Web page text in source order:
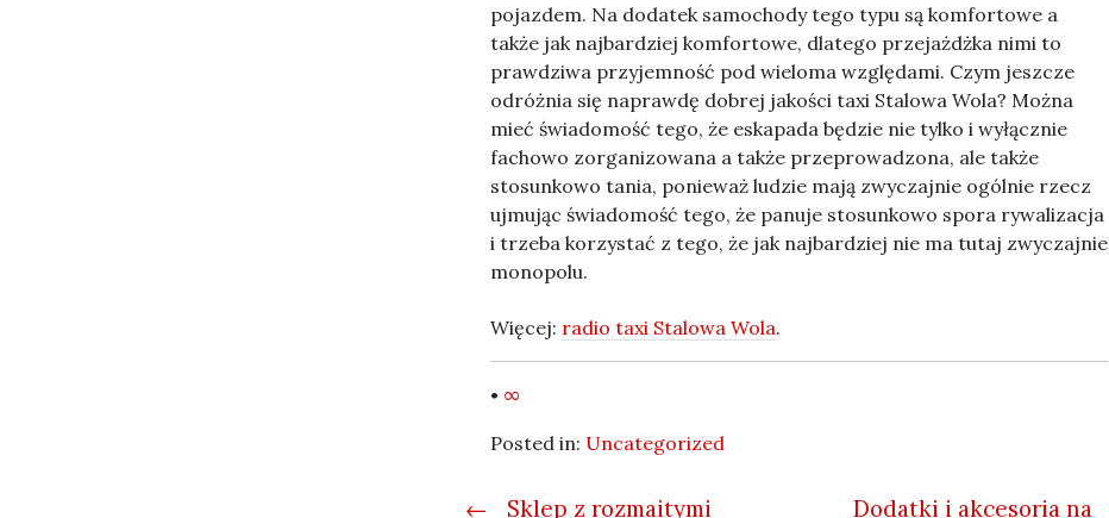
pojazdem. Na dodatek samochody tego typu są komfortowe a
także jak najbardziej komfortowe, dlatego przejażdżka nimi to
prawdziwa przyjemność pod wieloma względami. Czym jeszcze
odróżnia się naprawdę dobrej jakości taxi Stalowa Wola? Można
mieć świadomość tego, że eskapada będzie nie tylko i wyłącznie
fachowo zorganizowana a także przeprowadzona, ale także
stosunkowo tania, ponieważ ludzie mają zwyczajnie ogólnie rzecz
ujmując świadomość tego, że panuje stosunkowo spora rywalizacja
i trzeba korzystać z tego, że jak najbardziej nie ma tutaj zwyczajnie
monopolu.
Więcej: radio taxi Stalowa Wola.
• ∞
Posted in: Uncategorized
←
Sklep z rozmaitymi
Dodatki i akcesoria na